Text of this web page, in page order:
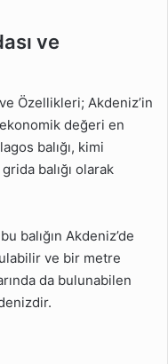
ve
ve Özellikleri; Akdeniz’in
değeri en
balığı, kimi
balığı olarak
balığın Akdeniz’de
ve bir metre
da bulunabilen